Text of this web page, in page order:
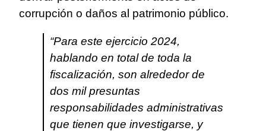
corrupción o daños al patrimonio público.
“Para este ejercicio 2024,
hablando en total de toda la
fiscalización, son alrededor de
dos mil presuntas
responsabilidades administrativas
que tienen que investigarse, y